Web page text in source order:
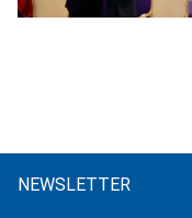
NEWSLETTER